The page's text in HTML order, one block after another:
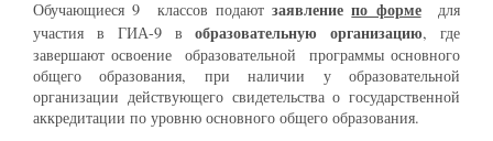
Обучающиеся 9 классов подаютзаявлениепо формедля
участия в ГИА-9 вобразовательную организацию, где
завершают освоение образовательной программы основного
общего образования, при наличии у образовательной
организации действующего свидетельства о государственной
аккредитации по уровню основного общего образования.